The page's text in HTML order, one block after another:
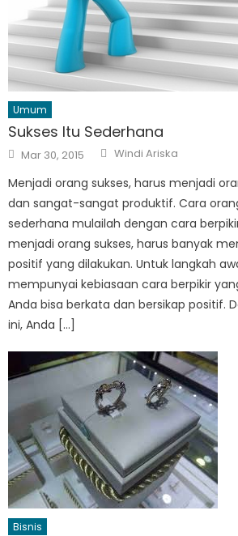
Umum
Sukses Itu Sederhana
Posted
on
Mar 30, 2015 Author
Windi Ariska
Menjadi orang sukses, harus menjadi
dan sangat-sangat produktif. Cara
sederhana mulailah dengan cara
menjadi orang sukses, harus banyak
positif yang dilakukan. Untuk langkah
mempunyai kebiasaan cara berpikir
Anda bisa berkata dan bersikap positif.
ini, Anda […]
Bisnis